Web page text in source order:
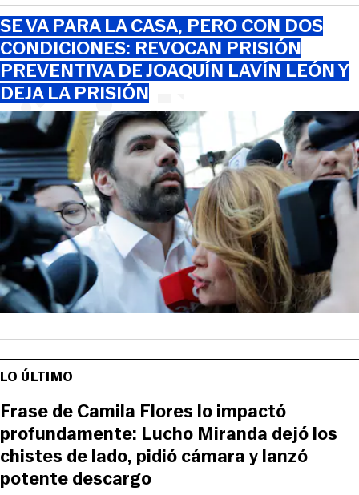
SE VA PARA LA CASA, PERO CON DOS
CONDICIONES: REVOCAN PRISIÓN
PREVENTIVA DE JOAQUÍN LAVÍN LEÓN Y
DEJA LA PRISIÓN
LO ÚLTIMO
Frase de Camila Flores lo impactó
profundamente: Lucho Miranda dejó los
chistes de lado, pidió cámara y lanzó
potente descargo